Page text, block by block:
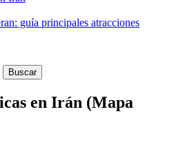
guía principales atracciones
en Irán (Mapa